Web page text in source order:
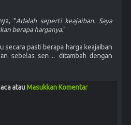
"Adalah seperti keajaiban. Saya
berapa harganya."
secara pasti berapa harga keajaiban
sebelas sen… ditambah dengan
atauMasukkan Komentar